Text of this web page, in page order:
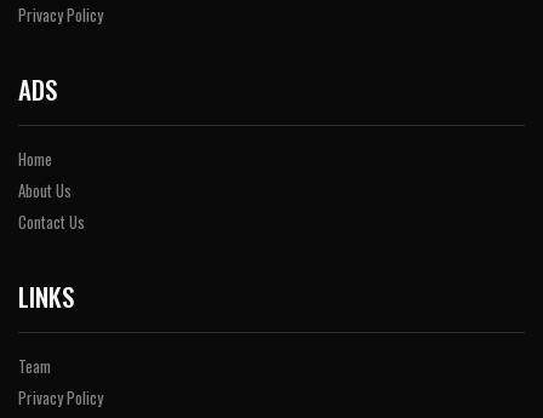
Privacy Policy
ADS
Home
About Us
Contact Us
LINKS
Team
Privacy Policy